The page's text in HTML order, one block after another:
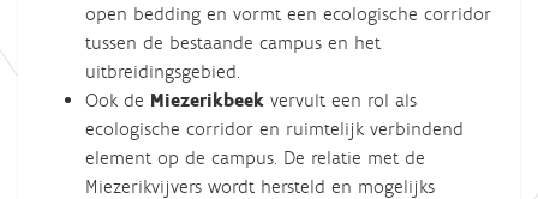
open bedding en vormt een ecologische corridor
tussen de bestaande campus en het
uitbreidingsgebied.
Ook de Miezerikbeek vervult een rol als
ecologische corridor en ruimtelijk verbindend
element op de campus. De relatie met de
Miezerikvijvers wordt hersteld en mogelijks